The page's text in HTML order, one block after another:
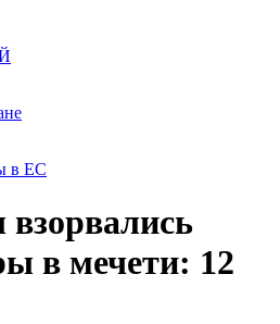
в ЕС
в мечети: 12